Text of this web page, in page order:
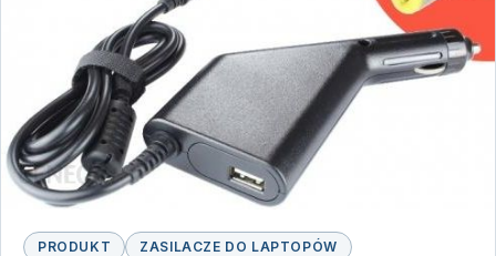
PRODUKT ZASILACZE DO LAPTOPÓW